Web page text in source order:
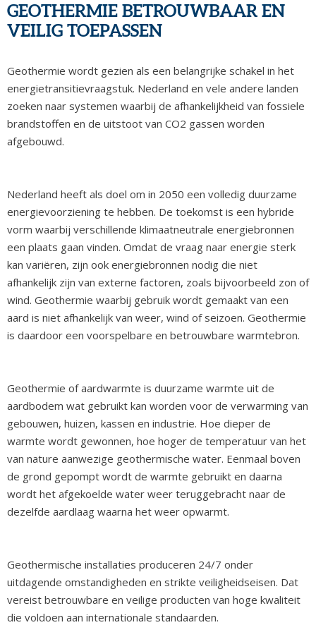
GEOTHERMIE BETROUWBAAR EN
VEILIG TOEPASSEN
Geothermie wordt gezien als een belangrijke schakel in het
energietransitievraagstuk. Nederland en vele andere landen
zoeken naar systemen waarbij de afhankelijkheid van fossiele
brandstoffen en de uitstoot van CO2 gassen worden
afgebouwd.
Nederland heeft als doel om in 2050 een volledig duurzame
energievoorziening te hebben. De toekomst is een hybride
vorm waarbij verschillende klimaatneutrale energiebronnen
een plaats gaan vinden. Omdat de vraag naar energie sterk
kan variëren, zijn ook energiebronnen nodig die niet
afhankelijk zijn van externe factoren, zoals bijvoorbeeld zon of
wind. Geothermie waarbij gebruik wordt gemaakt van een
aard is niet afhankelijk van weer, wind of seizoen. Geothermie
is daardoor een voorspelbare en betrouwbare warmtebron.
Geothermie of aardwarmte is duurzame warmte uit de
aardbodem wat gebruikt kan worden voor de verwarming van
gebouwen, huizen, kassen en industrie. Hoe dieper de
warmte wordt gewonnen, hoe hoger de temperatuur van het
van nature aanwezige geothermische water. Eenmaal boven
de grond gepompt wordt de warmte gebruikt en daarna
wordt het afgekoelde water weer teruggebracht naar de
dezelfde aardlaag waarna het weer opwarmt.
Geothermische installaties produceren 24/7 onder
uitdagende omstandigheden en strikte veiligheidseisen. Dat
vereist betrouwbare en veilige producten van hoge kwaliteit
die voldoen aan internationale standaarden.